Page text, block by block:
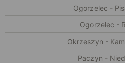
Ogorzelec -
Ogorzelec -
Okrzeszyn -
Paczyn -